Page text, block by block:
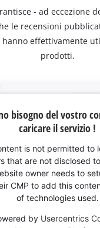
- ad eccezione
le recensioni
effettivamente
prodotti.
bisogno del vostro
caricare il servizio !
is not permitted to
that are not disclosed
owner needs to
CMP to add this
of technologies used.
by Usercentrics